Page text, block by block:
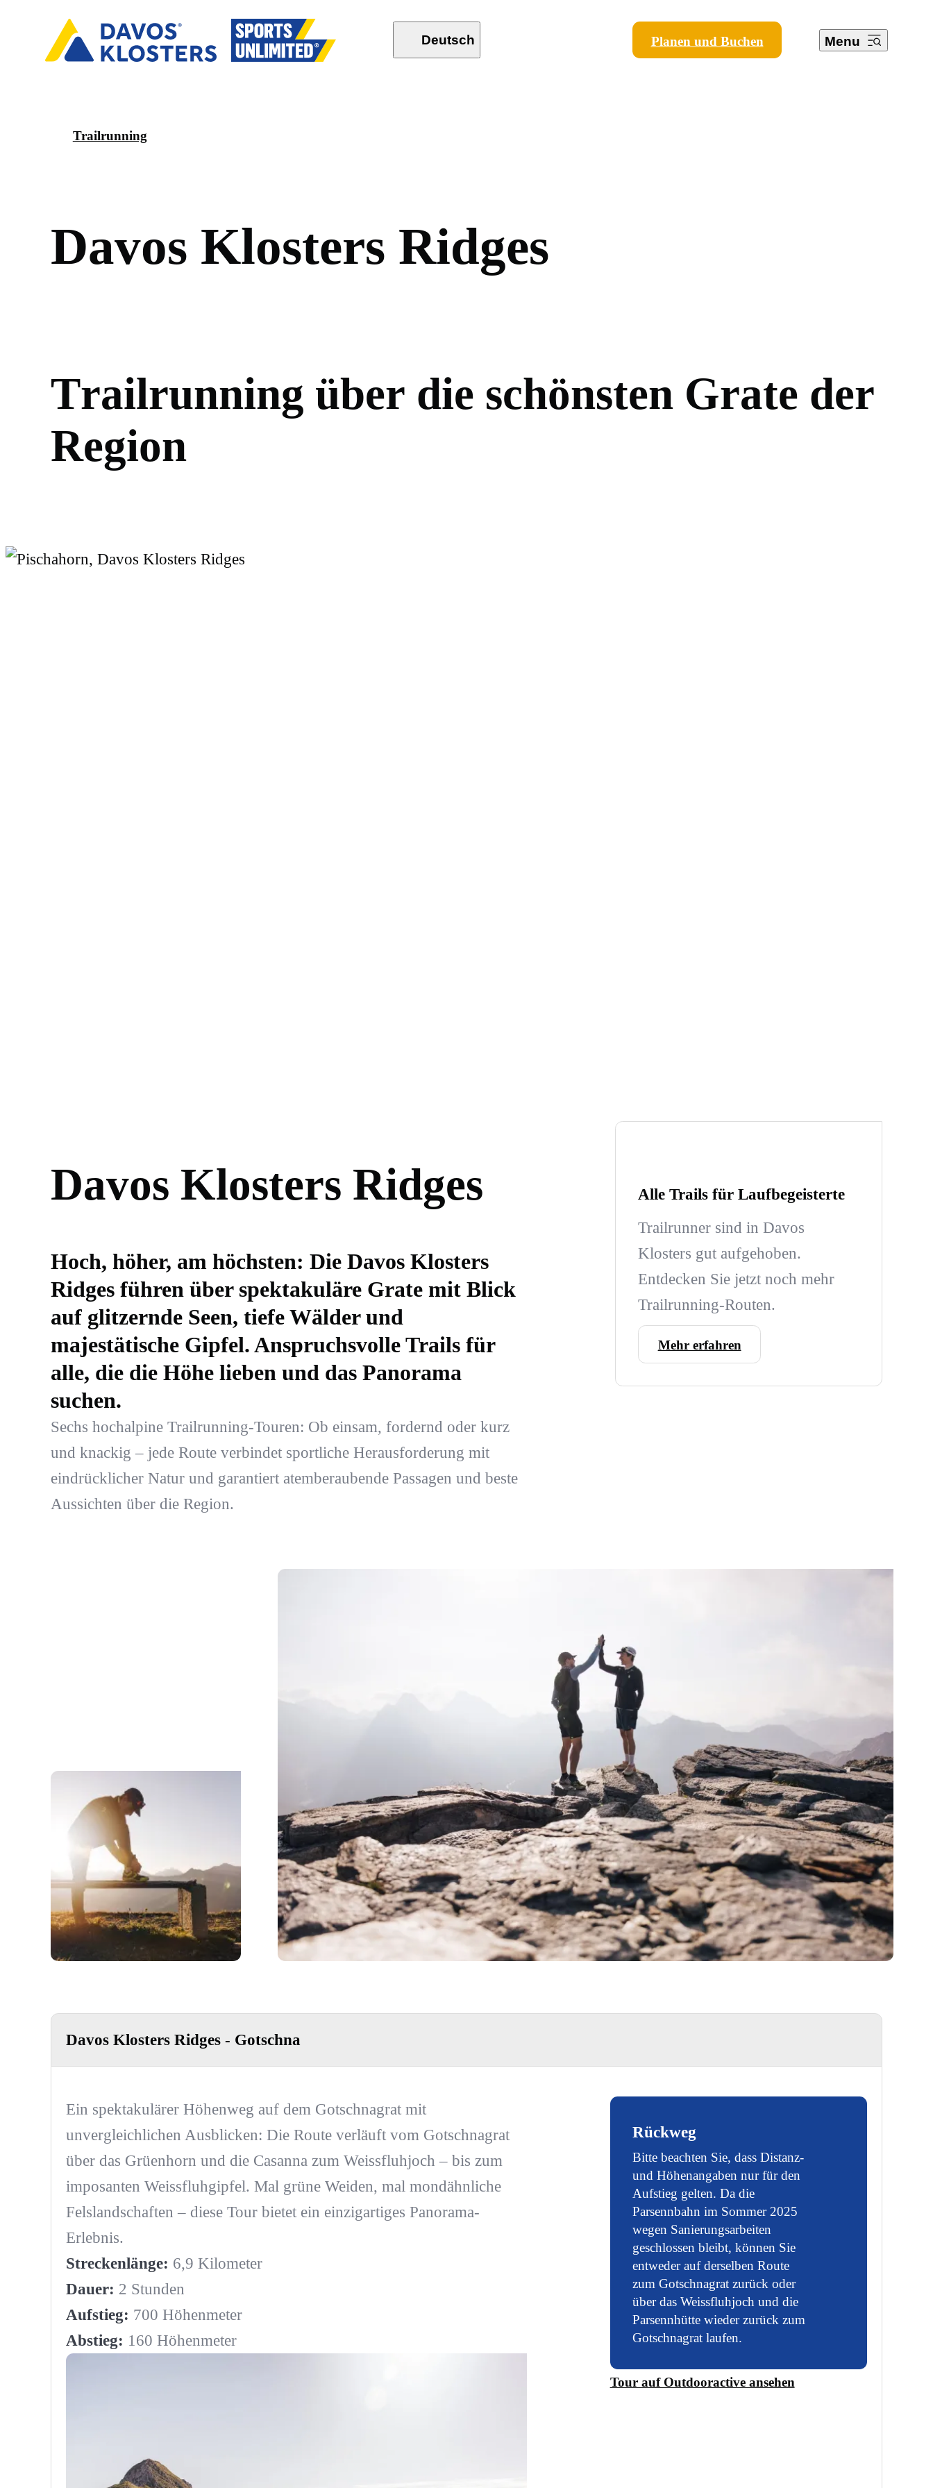
Deutsch Planen und Buchen Menu
Trailrunning
Davos Klosters Ridges
Trailrunning über die schönsten Grate der
Region
Davos Klosters Ridges
Hoch, höher, am höchsten: Die Davos Klosters
Ridges führen über spektakuläre Grate mit Blick
auf glitzernde Seen, tiefe Wälder und
majestätische Gipfel. Anspruchsvolle Trails für
alle, die die Höhe lieben und das Panorama
suchen.
Sechs hochalpine Trailrunning-Touren: Ob einsam, fordernd oder kurz
und knackig – jede Route verbindet sportliche Herausforderung mit
eindrücklicher Natur und garantiert atemberaubende Passagen und beste
Aussichten über die Region.
Alle Trails für Laufbegeisterte
Trailrunner sind in Davos
Klosters gut aufgehoben.
Entdecken Sie jetzt noch mehr
Trailrunning-Routen.
Mehr erfahren
Davos Klosters Ridges - Gotschna
Ein spektakulärer Höhenweg auf dem Gotschnagrat mit
unvergleichlichen Ausblicken: Die Route verläuft vom Gotschnagrat
über das Grüenhorn und die Casanna zum Weissfluhjoch – bis zum
imposanten Weissfluhgipfel. Mal grüne Weiden, mal mondähnliche
Felslandschaften – diese Tour bietet ein einzigartiges Panorama-
Erlebnis.
Streckenlänge: 6,9 Kilometer
Dauer: 2 Stunden
Aufstieg: 700 Höhenmeter
Abstieg: 160 Höhenmeter
Rückweg
Bitte beachten Sie, dass Distanz-
und Höhenangaben nur für den
Aufstieg gelten. Da die
Parsennbahn im Sommer 2025
wegen Sanierungsarbeiten
geschlossen bleibt, können Sie
entweder auf derselben Route
zum Gotschnagrat zurück oder
über das Weissfluhjoch und die
Parsennhütte wieder zurück zum
Gotschnagrat laufen.
Tour auf Outdooractive ansehen